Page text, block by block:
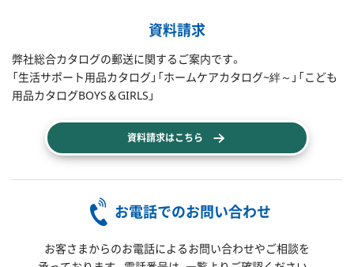
資料請求
弊社総合カタログの郵送に関するご案内です。
「生活サポート用品カタログ」「ホームケアカタログ~絆～」「こども
用品カタログBOYS＆GIRLS」
資料請求はこちら
お電話でのお問い合わせ
お客さまからのお電話によるお問い合わせやご相談を